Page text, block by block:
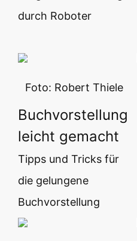
durch Roboter
Foto: Robert Thiele
Buchvorstellung
leicht gemacht
Tipps und Tricks für
die gelungene
Buchvorstellung